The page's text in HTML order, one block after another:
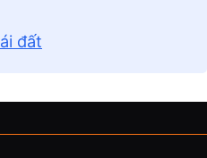
đất